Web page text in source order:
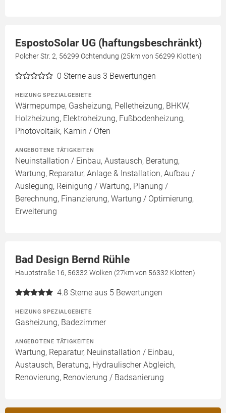
EspostoSolar UG (haftungsbeschränkt)
Polcher Str. 2, 56299 Ochtendung (25km von 56299 Klotten)
0 Sterne aus 3 Bewertungen
HEIZUNG SPEZIALGEBIETE
Wärmepumpe, Gasheizung, Pelletheizung, BHKW,
Holzheizung, Elektroheizung, Fußbodenheizung,
Photovoltaik, Kamin / Ofen
ANGEBOTENE TÄTIGKEITEN
Neuinstallation / Einbau, Austausch, Beratung,
Wartung, Reparatur, Anlage & Installation, Aufbau /
Auslegung, Reinigung / Wartung, Planung /
Berechnung, Finanzierung, Wartung / Optimierung,
Erweiterung
Bad Design Bernd Rühle
Hauptstraße 16, 56332 Wolken (27km von 56332 Klotten)
4.8 Sterne aus 5 Bewertungen
HEIZUNG SPEZIALGEBIETE
Gasheizung, Badezimmer
ANGEBOTENE TÄTIGKEITEN
Wartung, Reparatur, Neuinstallation / Einbau,
Austausch, Beratung, Hydraulischer Abgleich,
Renovierung, Renovierung / Badsanierung